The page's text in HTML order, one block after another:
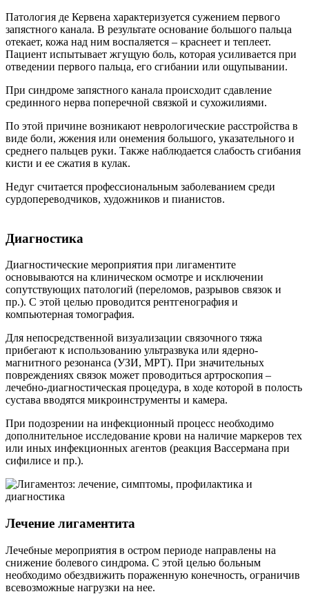
Патология де Кервена характеризуется сужением первого
запястного канала. В результате основание большого пальца
отекает, кожа над ним воспаляется – краснеет и теплеет.
Пациент испытывает жгущую боль, которая усиливается при
отведении первого пальца, его сгибании или ощупывании.
При синдроме запястного канала происходит сдавление
срединного нерва поперечной связкой и сухожилиями.
По этой причине возникают неврологические расстройства в
виде боли, жжения или онемения большого, указательного и
среднего пальцев руки. Также наблюдается слабость сгибания
кисти и ее сжатия в кулак.
Недуг считается профессиональным заболеванием среди
сурдопереводчиков, художников и пианистов.
Диагностика
Диагностические мероприятия при лигаментите
основываются на клиническом осмотре и исключении
сопутствующих патологий (переломов, разрывов связок и
пр.). С этой целью проводится рентгенография и
компьютерная томография.
Для непосредственной визуализации связочного тяжа
прибегают к использованию ультразвука или ядерно-
магнитного резонанса (УЗИ, МРТ). При значительных
повреждениях связок может проводиться артроскопия –
лечебно-диагностическая процедура, в ходе которой в полость
сустава вводятся микроинструменты и камера.
При подозрении на инфекционный процесс необходимо
дополнительное исследование крови на наличие маркеров тех
или иных инфекционных агентов (реакция Вассермана при
сифилисе и пр.).
Лечение лигаментита
Лечебные мероприятия в остром периоде направлены на
снижение болевого синдрома. С этой целью больным
необходимо обездвижить пораженную конечность, ограничив
всевозможные нагрузки на нее.